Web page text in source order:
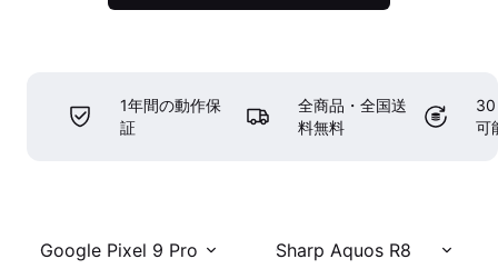
1年間の動作保
証
全商品・全国送
料無料
30
可
Google Pixel 9 Pro Sharp Aquos R8